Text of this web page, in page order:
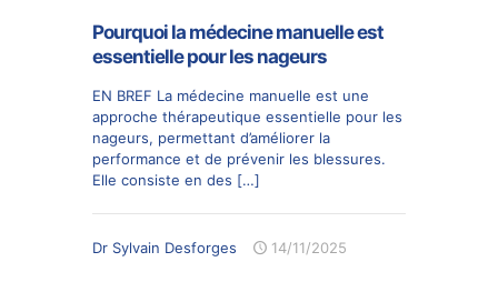
Pourquoi la médecine manuelle est
essentielle pour les nageurs
EN BREF La médecine manuelle est une
approche thérapeutique essentielle pour les
nageurs, permettant d’améliorer la
performance et de prévenir les blessures.
Elle consiste en des […]
Dr Sylvain Desforges 14/11/2025